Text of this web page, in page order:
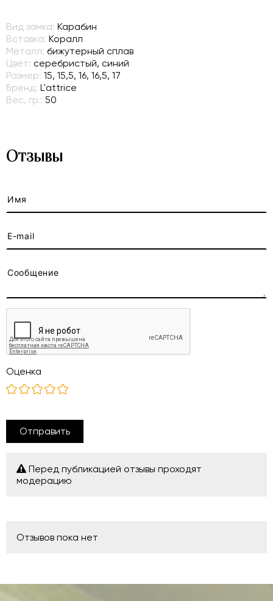
Вид замка: Карабин
Вставка: Коралл
Металл: бижутерный сплав
Цвет: серебристый, синий
Размер: 15, 15,5, 16, 16,5, 17
Бренд: L'attrice
Вес, гр.: 50
Отзывы
Оценка
Отправить
Перед публикацией отзывы проходят
модерацию
Отзывов пока нет